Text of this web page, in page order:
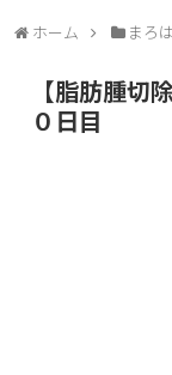
ホーム まろ
【脂肪腫切
０日目